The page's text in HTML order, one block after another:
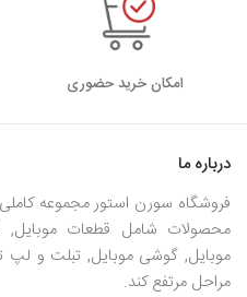
امکان خرید حضوری
درباره ما
فروشگاه سورن استور مجموعه
محصولات شامل قطعات موبایل,
موبایل, گوشی موبایل, تبلت و لپ
مراحل مرتفع کند.